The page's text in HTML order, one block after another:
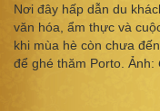
Nơi đây hấp dẫn du
văn hóa, ẩm thực và
khi mùa hè còn chưa
để ghé thăm Porto. Ảnh: